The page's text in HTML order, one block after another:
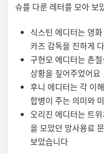
슈를 다룬 레터를 모아 보
식스틴 에디터는 영
카즈 감독을 진하게
구현모 에디터는 촌
상황을 짚어주었어요
후니 에디터는 각 이
합병이 주는 의미와
오리진 에디터는 트
을 모았던 망사용료
보았습니다